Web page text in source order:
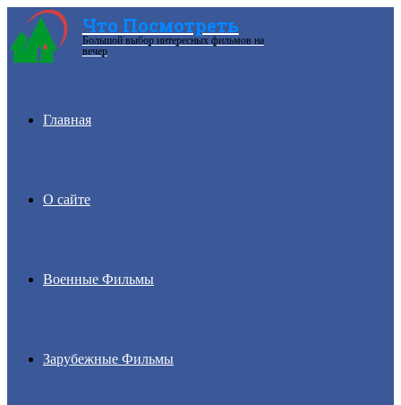
Menu
Что Посмотреть
Большой выбор интересных фильмов на
вечер
Главная
О сайте
Военные Фильмы
Зарубежные Фильмы